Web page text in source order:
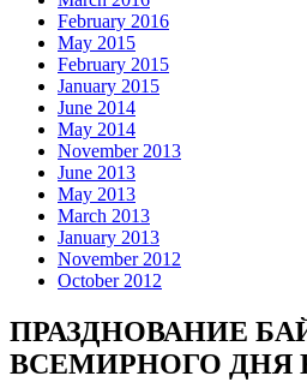
February 2016
May 2015
February 2015
January 2015
June 2014
May 2014
November 2013
June 2013
May 2013
March 2013
January 2013
November 2012
October 2012
ПРАЗДНОВАНИЕ
ВСЕМИРНОГО ДНЯ